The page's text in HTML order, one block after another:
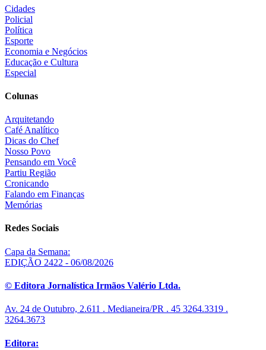
Cidades
Policial
Política
Esporte
Economia e Negócios
Educação e Cultura
Especial
Colunas
Arquitetando
Café Analítico
Dicas do Chef
Nosso Povo
Pensando em Você
Partiu Região
Cronicando
Falando em Finanças
Memórias
Redes Sociais
Capa da Semana:
EDIÇÃO 2422 - 06/08/2026
© Editora Jornalística Irmãos Valério Ltda.
Av. 24 de Outubro, 2.611 . Medianeira/PR . 45 3264.3319 .
3264.3673
Editora: